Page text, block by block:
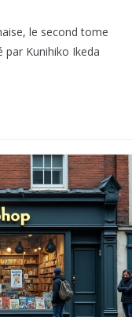
le second tome
par Kunihiko Ikeda